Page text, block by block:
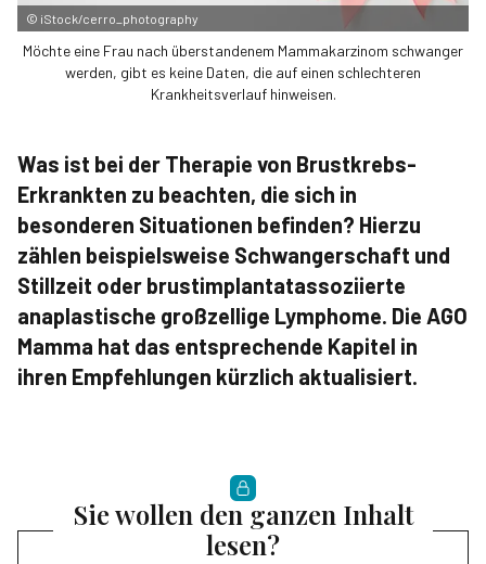
© iStock/cerro_photography
Möchte eine Frau nach überstandenem Mammakarzinom schwanger
werden, gibt es keine Daten, die auf einen schlechteren
Krankheitsverlauf hinweisen.
Was ist bei der Therapie von Brustkrebs-
Erkrankten zu beachten, die sich in
besonderen Situationen befinden? Hierzu
zählen beispielsweise Schwangerschaft und
Stillzeit oder brustimplantatassoziierte
anaplastische großzellige Lymphome. Die AGO
Mamma hat das entsprechende Kapitel in
ihren Empfehlungen kürzlich aktualisiert.
Sie wollen den ganzen Inhalt
lesen?